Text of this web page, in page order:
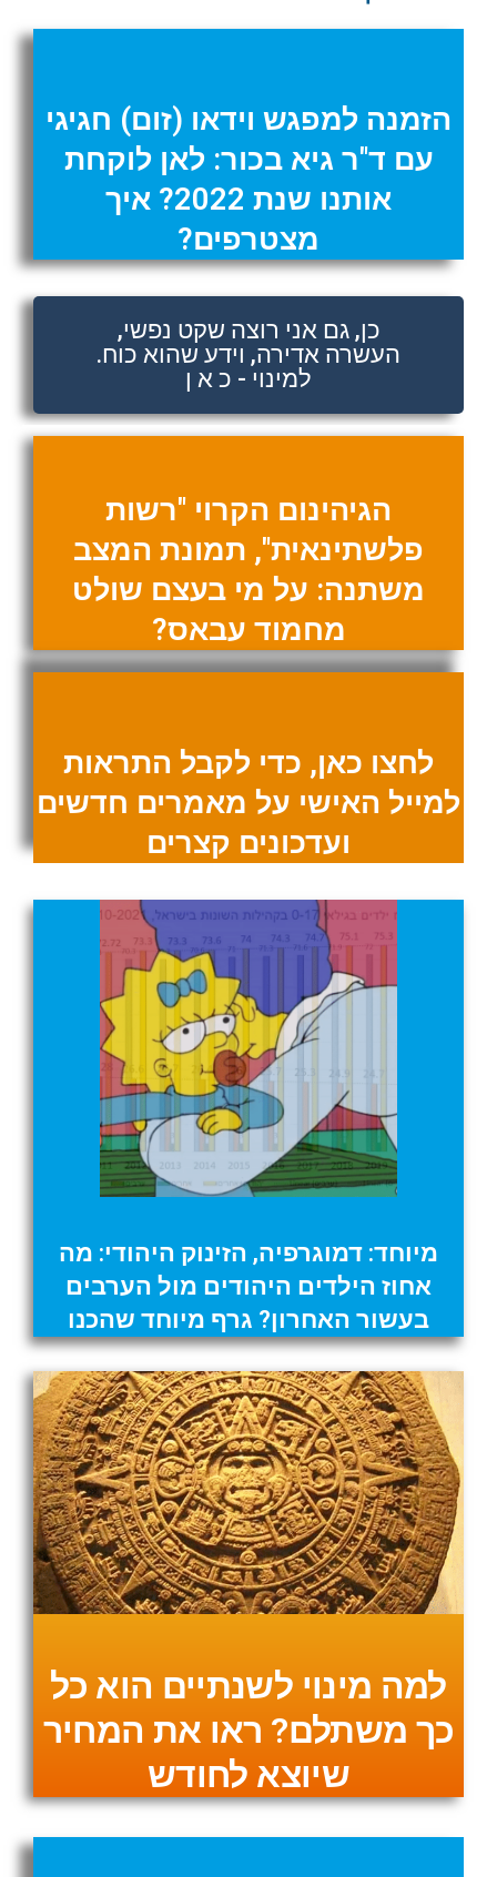
הזמנה למפגש וידאו (זום) חגיגי
עם ד"ר גיא בכור: לאן לוקחת
אותנו שנת 2022? איך
מצטרפים?
כן, גם אני רוצה שקט נפשי,
העשרה אדירה, וידע שהוא כוח.
למינוי - כ א ן
הגיהינום הקרוי "רשות
פלשתינאית", תמונת המצב
משתנה: על מי בעצם שולט
מחמוד עבאס?
לחצו כאן, כדי לקבל התראות
למייל האישי על מאמרים חדשים
ועדכונים קצרים
מיוחד: דמוגרפיה, הזינוק היהודי: מה
אחוז הילדים היהודים מול הערבים
בעשור האחרון? גרף מיוחד שהכנו
למה מינוי לשנתיים הוא כל
כך משתלם? ראו את המחיר
שיוצא לחודש